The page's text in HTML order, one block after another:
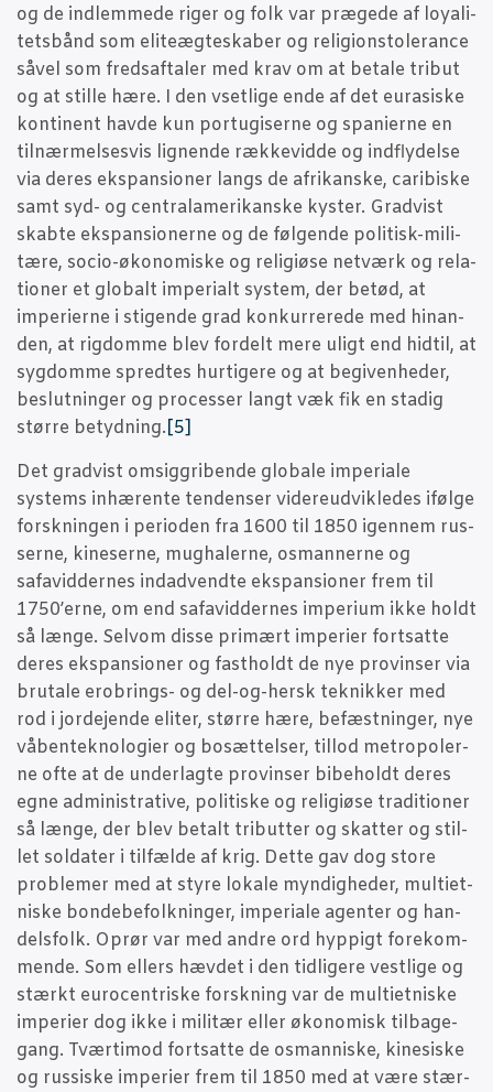
og de ind­lem­me­de riger og folk var præ­ge­de af loy­a­li­
tets­bånd som eli­te­æg­te­ska­ber og reli­gions­to­le­ran­ce
såvel som freds­af­ta­ler med krav om at beta­le tri­but
og at stil­le hære. I den vset­li­ge ende af det eura­si­ske
kon­ti­nent hav­de kun portu­gi­ser­ne og spa­ni­er­ne en
til­nær­mel­ses­vis lig­nen­de ræk­ke­vid­de og ind­fly­del­se
via deres eks­pan­sio­ner langs de afri­kan­ske, cari­bi­ske
samt syd- og cen­tra­la­me­ri­kan­ske kyster. Grad­vist
skab­te eks­pan­sio­ner­ne og de føl­gen­de poli­tisk-mili­
tæ­re, socio-øko­no­mi­ske og reli­gi­øse net­værk og rela­
tio­ner et glo­balt impe­ri­alt system, der betød, at
impe­ri­er­ne i sti­gen­de grad kon­kur­re­re­de med hin­an­
den, at rig­dom­me blev for­delt mere uligt end hidtil, at
syg­dom­me spred­tes hur­ti­ge­re og at begi­ven­he­der,
beslut­nin­ger og pro­ces­ser langt væk fik en sta­dig
stør­re betyd­ning.[5]
Det grad­vist omsig­gri­ben­de glo­ba­le impe­ri­a­le
systems inhæ­ren­te ten­den­ser vide­re­ud­vik­le­des iføl­ge
forsk­nin­gen i peri­o­den fra 1600 til 1850 igen­nem rus­
ser­ne, kine­ser­ne, mug­ha­ler­ne, osman­ner­ne og
safavid­der­nes indad­vend­te eks­pan­sio­ner frem til
1750’erne, om end safavid­der­nes impe­ri­um ikke holdt
så læn­ge. Selv­om dis­se pri­mært impe­ri­er fort­sat­te
deres eks­pan­sio­ner og fast­holdt de nye provin­ser via
bruta­le ero­brings- og del-og-hersk tek­nik­ker med
rod i jor­de­jen­de eli­ter, stør­re hære, befæst­nin­ger, nye
våben­tek­no­lo­gi­er og bosæt­tel­ser, til­lod metro­po­ler­
ne ofte at de under­lag­te provin­ser bibe­holdt deres
egne admi­ni­stra­ti­ve, poli­ti­ske og reli­gi­øse tra­di­tio­ner
så læn­ge, der blev betalt tri­but­ter og skat­ter og stil­
let sol­da­ter i til­fæl­de af krig. Det­te gav dog sto­re
pro­ble­mer med at sty­re loka­le myn­dig­he­der, mul­tiet­
ni­ske bon­de­be­folk­nin­ger, impe­ri­a­le agen­ter og han­
dels­folk. Oprør var med andre ord hyp­pigt fore­kom­
men­de. Som ellers hæv­det i den tid­li­ge­re vest­li­ge og
stærkt euro­cen­tri­ske forsk­ning var de mul­tiet­ni­ske
impe­ri­er dog ikke i mili­tær eller øko­no­misk til­ba­ge­
gang. Tvær­ti­mod fort­sat­te de osman­ni­ske, kine­si­ske
og rus­si­ske impe­ri­er frem til 1850 med at være stær­